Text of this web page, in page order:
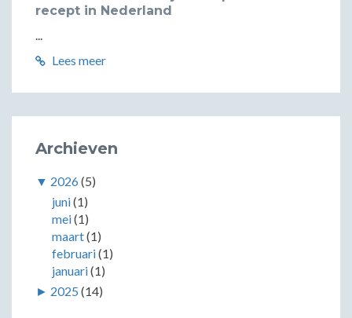
recept in Nederland
...
Lees meer
Archieven
▼ 2026(5)
juni(1)
mei(1)
maart(1)
februari(1)
januari(1)
► 2025 (14)